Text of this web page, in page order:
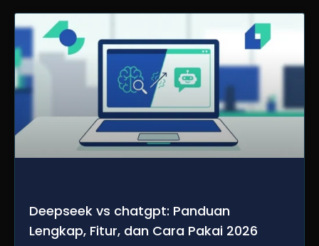
Deepseek vs chatgpt: Panduan
Lengkap, Fitur, dan Cara Pakai 2026